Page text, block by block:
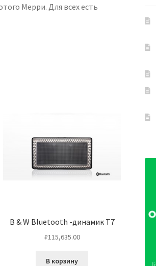
Мерри. Для всех есть
B & W Bluetooth -динамик T7
₽115,635.00
В корзину